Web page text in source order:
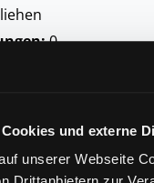
und externe
unserer Webseite
0